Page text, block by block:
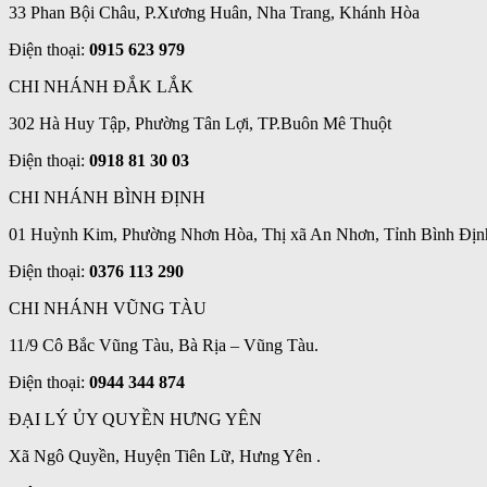
33 Phan Bội Châu, P.Xương Huân, Nha Trang, Khánh Hòa
Điện thoại: 0915 623 979
CHI NHÁNH ĐẮK LẮK
302 Hà Huy Tập, Phường Tân Lợi, TP.Buôn Mê Thuột
Điện thoại: 0918 81 30 03
CHI NHÁNH BÌNH ĐỊNH
01 Huỳnh Kim, Phường Nhơn Hòa, Thị xã An Nhơn, Tỉnh Bình
Điện thoại: 0376 113 290
CHI NHÁNH VŨNG TÀU
11/9 Cô Bắc Vũng Tàu, Bà Rịa – Vũng Tàu.
Điện thoại: 0944 344 874
ĐẠI LÝ ỦY QUYỀN HƯNG YÊN
Xã Ngô Quyền, Huyện Tiên Lữ, Hưng Yên .